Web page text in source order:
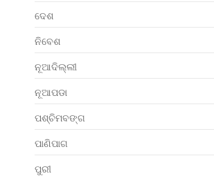
ଦେଶ
ନିବେଶ
ନୂଆଦିଲ୍ଲୀ
ନୂଆପଡା
ପଶ୍ଚିମବଙ୍ଗ
ପାଣିପାଗ
ପୁରୀ